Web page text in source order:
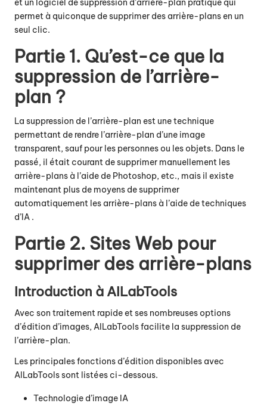
et un logiciel de suppression d’arrière-plan pratique qui
permet à quiconque de supprimer des arrière-plans en un
seul clic.
Partie 1. Qu’est-ce que la
suppression de l’arrière-
plan ?
La suppression de l’arrière-plan est une technique
permettant de rendre l’arrière-plan d’une image
transparent, sauf pour les personnes ou les objets. Dans le
passé, il était courant de supprimer manuellement les
arrière-plans à l’aide de Photoshop, etc., mais il existe
maintenant plus de moyens desupprimer
automatiquement les arrière-plans à l’aide de techniques
d’IA .
Partie 2. Sites Web pour
supprimer des arrière-plans
Introduction à AILabTools
Avec son traitement rapide et ses nombreuses options
d’édition d’images, AILabTools facilite la suppression de
l’arrière-plan.
Les principales fonctions d’édition disponibles avec
AILabTools sont listées ci-dessous.
Technologie d’image IA